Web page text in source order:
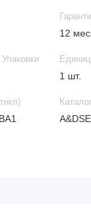
12
1 шт.